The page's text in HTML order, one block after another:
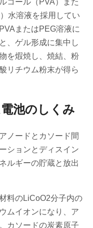
コール（PVA）また
水溶液を採用してい
またはPEG溶液に
、ゲル形成に集中し
を煆焼し、焼結、粉
リチウム粉末が得ら
池のしくみ
ノードとカソード間
ションとディスイン
ルギーの貯蔵と放出
料のLiCoO2分子内の
ムイオンになり、ア
カソードの炭素原子